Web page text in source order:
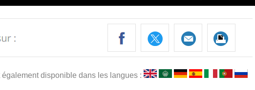
également disponible dans les langues :